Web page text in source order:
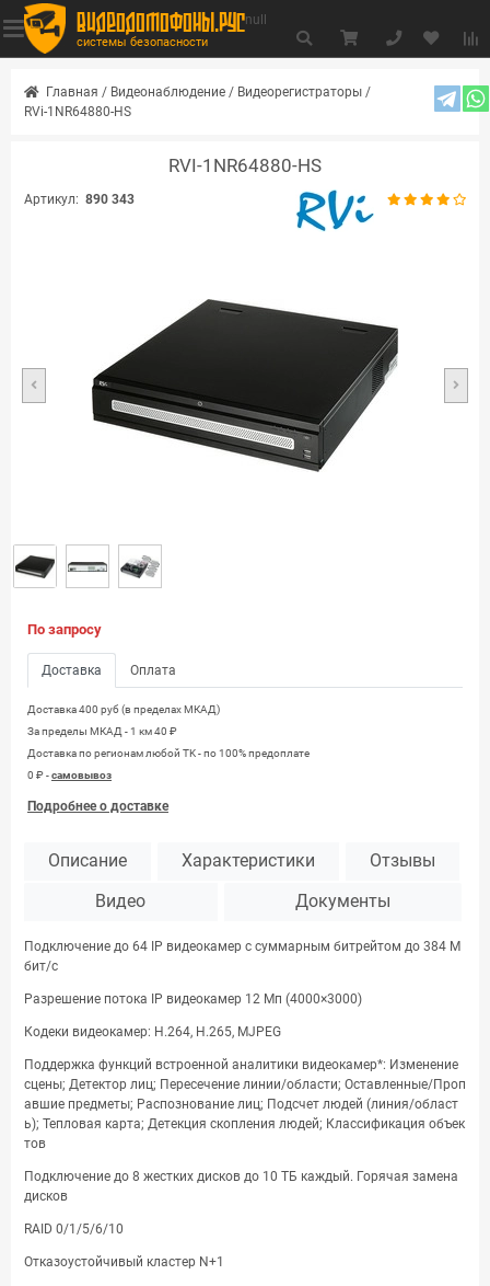
видеодомофоны.рус
системы безопасности
null
Главная / Видеонаблюдение / Видеорегистраторы /
RVi-1NR64880-HS
RVI-1NR64880-HS
Артикул: 890 343
По запросу
Доставка Оплата
Доставка 400 руб (в пределах МКАД)
За пределы МКАД - 1 км 40 ₽
Доставка по регионам любой TK - по 100% предоплате
0 ₽ -самовывоз
Подробнее о доставке
Описание Характеристики Отзывы
Видео Документы
Подключение до 64 IP видеокамер с суммарным битрейтом до 384 М
бит/с
Разрешение потока IP видеокамер 12 Мп (4000×3000)
Кодеки видеокамер: H.264, H.265, MJPEG
Поддержка функций встроенной аналитики видеокамер*: Изменение
сцены; Детектор лиц; Пересечение линии/области; Оставленные/Проп
авшие предметы; Распознование лиц; Подсчет людей (линия/област
ь); Тепловая карта; Детекция скопления людей; Классификация объек
тов
Подключение до 8 жестких дисков до 10 ТБ каждый. Горячая замена
дисков
RAID 0/1/5/6/10
Отказоустойчивый кластер N+1